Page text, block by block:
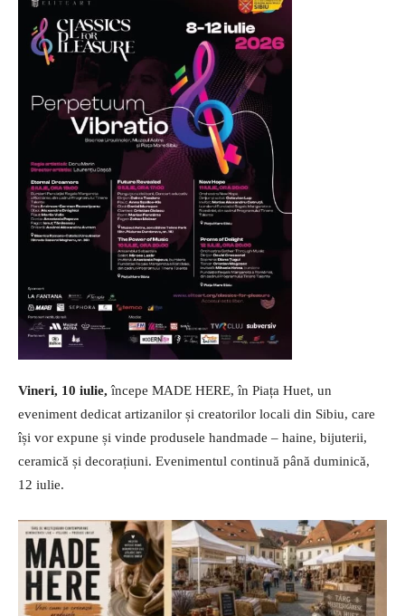
Vineri, 10 iulie, începe MADE HERE, în Piața Huet, un
eveniment dedicat artizanilor și creatorilor locali din Sibiu, care
își vor expune și vinde produsele handmade – haine, bijuterii,
ceramică și decorațiuni. Evenimentul continuă până duminică,
12 iulie.